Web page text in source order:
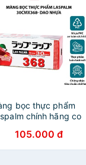
bọc thực phẩm
chính hãng co
- Rẻ hơn
thị
105.000 đ